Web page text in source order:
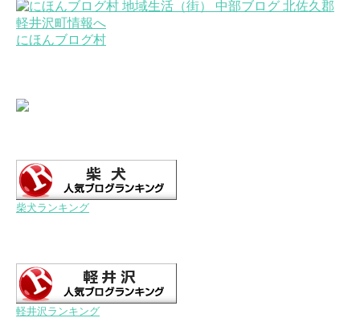
にほんブログ村
柴犬ランキング
軽井沢ランキング